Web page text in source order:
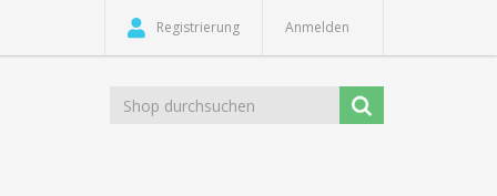
Registrierung Anmelden